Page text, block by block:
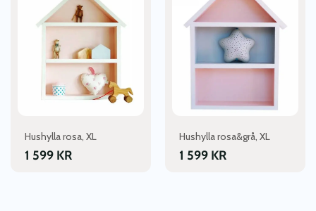
Hushylla rosa, XL
1 599 KR
Hushylla rosa&grå, XL
1 599 KR